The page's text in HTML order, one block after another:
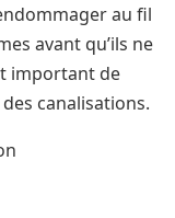
au fil
avant qu’ils ne
important de
canalisations.